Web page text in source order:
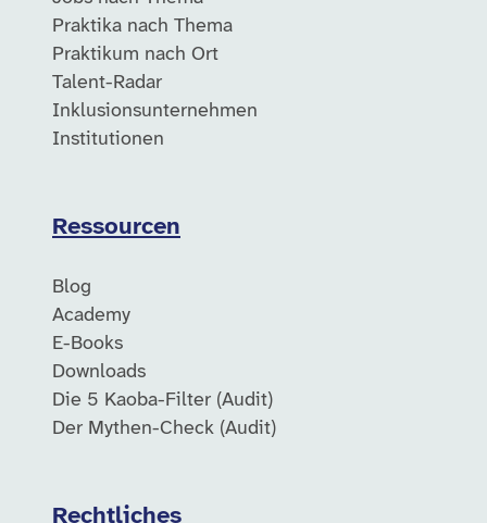
Praktika nach Thema
Praktikum nach Ort
Talent-Radar
Inklusionsunternehmen
Institutionen
Ressourcen
Blog
Academy
E-Books
Downloads
Die 5 Kaoba-Filter (Audit)
Der Mythen-Check (Audit)
Rechtliches